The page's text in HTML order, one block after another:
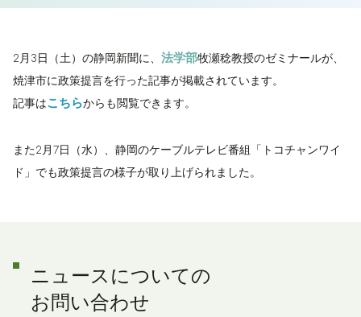
2月3日（土）の静岡新聞に、 法学部牧瀬稔教授のゼミナールが、
焼津市に政策提言を行った記事が掲載されています。
記事はこちらからも閲覧できます。
また2月7日（水）、静岡のケーブルテレビ番組「トコチャンワイ
ド」でも政策提言の様子が取り上げられました。
ニュースについての
お問い合わせ